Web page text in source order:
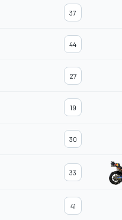
37
44
27
19
30
33
41